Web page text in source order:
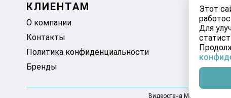
Этот
Для
КЛИЕНТАМ
О компании
Контакты
Политика конфиденциальности
Бренды
МОЙ
Корзина
Избранное
Видеостена Москва 2025-